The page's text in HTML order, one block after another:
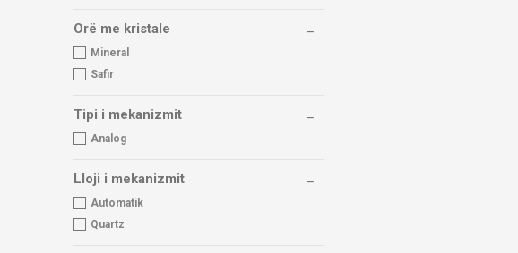
Orë me kristale
Mineral
Safir
Tipi i mekanizmit
Analog
Lloji i mekanizmit
Automatik
Quartz